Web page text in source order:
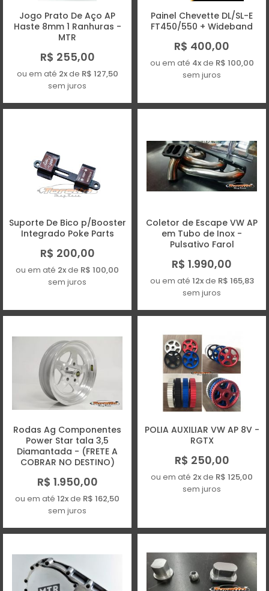
Jogo Prato De Aço AP
Haste 8mm 1 Ranhuras -
MTR
R$ 255,00
ou em até 2xde R$ 127,50
sem juros
Painel Chevette DL/SL-E
FT450/550 + Wideband
R$ 400,00
ou em até 4xde R$ 100,00
sem juros
Suporte De Bico p/Booster
Integrado Poke Parts
R$ 200,00
ou em até 2xde R$ 100,00
sem juros
Coletor de Escape VW AP
em Tubo de Inox -
Pulsativo Farol
R$ 1.990,00
ou em até 12xde R$ 165,83
sem juros
Rodas Ag Componentes
Power Star tala 3,5
Diamantada - (FRETE A
COBRAR NO DESTINO)
R$ 1.950,00
ou em até 12xde R$ 162,50
sem juros
POLIA AUXILIAR VW AP 8V -
RGTX
R$ 250,00
ou em até 2xde R$ 125,00
sem juros